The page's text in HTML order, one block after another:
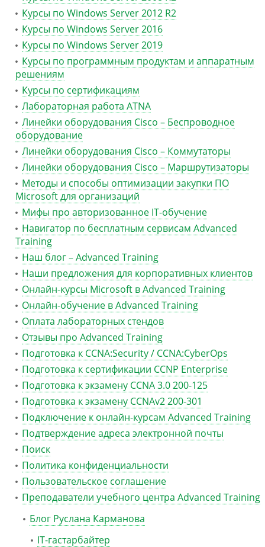
Курсы по Windows Server 2012 R2
Курсы по Windows Server 2016
Курсы по Windows Server 2019
Курсы по программным продуктам и аппаратным
решениям
Курсы по сертификациям
Лабораторная работа ATNA
Линейки оборудования Cisco – Беспроводное
оборудование
Линейки оборудования Cisco – Коммутаторы
Линейки оборудования Cisco – Маршрутизаторы
Методы и способы оптимизации закупки ПО
Microsoft для организаций
Мифы про авторизованное IT-обучение
Навигатор по бесплатным сервисам Advanced
Training
Наш блог – Advanced Training
Наши предложения для корпоративных клиентов
Онлайн-курсы Microsoft в Advanced Training
Онлайн-обучение в Advanced Training
Оплата лабораторных стендов
Отзывы про Advanced Training
Подготовка к CCNA:Security / CCNA:CyberOps
Подготовка к сертификации CCNP Enterprise
Подготовка к экзамену CCNA 3.0 200-125
Подготовка к экзамену CCNAv2 200-301
Подключение к онлайн-курсам Advanced Training
Подтверждение адреса электронной почты
Поиск
Политика конфиденциальности
Пользовательское соглашение
Преподаватели учебного центра Advanced Training
Блог Руслана Карманова
IT-гастарбайтер